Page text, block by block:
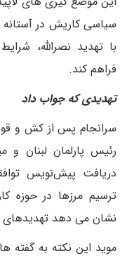
سیاسی کاریش در
با تهدید نصرالله،
فراهم کند.
تهدیدی که جواب داد
سرانجام پس از کش و
رئیس پارلمان لبنان
دریافت پیش‌نویس
ترسیم مرزها در حوزه
نشان می دهد تهدیدهای
موید این نکته به گفته